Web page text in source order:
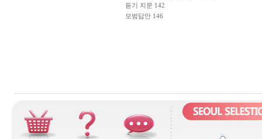
듣기 지문 142
모범답안 146